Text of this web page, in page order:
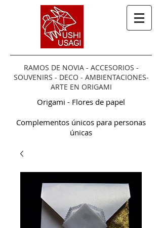
RAMOS DE NOVIA - ACCESORIOS -
SOUVENIRS - DECO - AMBIENTACIONES-
ARTE EN ORIGAMI
Origami - Flores de papel
Complementos únicos para personas
únicas